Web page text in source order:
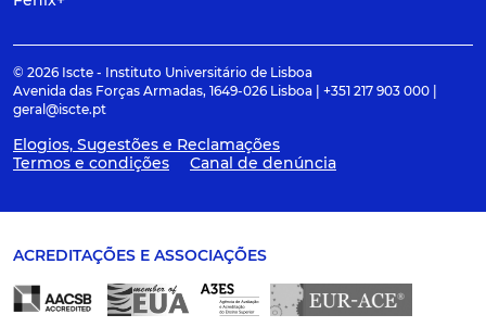
© 2026 Iscte - Instituto Universitário de Lisboa
Avenida das Forças Armadas, 1649-026 Lisboa | +351 217 903 000 |
geral@iscte.pt
Elogios, Sugestões e Reclamações
Termos e condições
Canal de denúncia
ACREDITAÇÕES E ASSOCIAÇÕES